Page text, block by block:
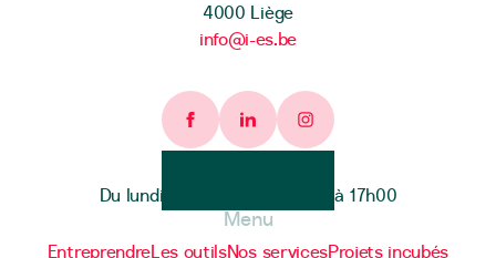
4000 Liège
info@i-es.be
Facebook page
Linkedin pageInstagram page
Heures d'ouverture
Du lundi au vendredi de 9h00 à 17h00
Menu
EntreprendreLes outilsNos servicesProjets incubés